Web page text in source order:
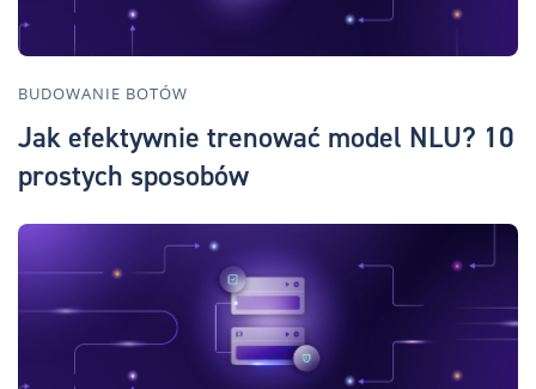
BUDOWANIE BOTÓW
Jak efektywnie trenować model NLU? 10
prostych sposobów